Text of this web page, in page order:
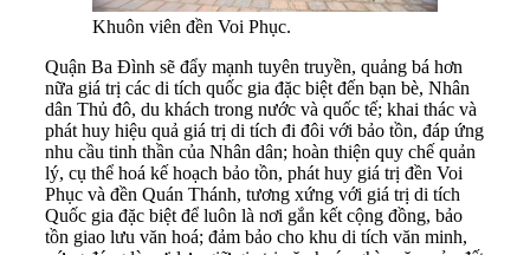
Khuôn viên đền Voi Phục.
Quận Ba Đình sẽ đẩy mạnh tuyên truyền, quảng bá hơn
nữa giá trị các di tích quốc gia đặc biệt đến bạn bè, Nhân
dân Thủ đô, du khách trong nước và quốc tế; khai thác và
phát huy hiệu quả giá trị di tích đi đôi với bảo tồn, đáp ứng
nhu cầu tinh thần của Nhân dân; hoàn thiện quy chế quản
lý, cụ thể hoá kế hoạch bảo tồn, phát huy giá trị đền Voi
Phục và đền Quán Thánh, tương xứng với giá trị di tích
Quốc gia đặc biệt để luôn là nơi gắn kết cộng đồng, bảo
tồn giao lưu văn hoá; đảm bảo cho khu di tích văn minh,